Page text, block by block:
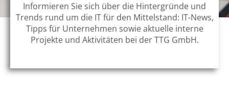
Informieren Sie sich über die Hintergründe und
Trends rund um die IT für den Mittelstand: IT-News,
Tipps für Unternehmen sowie aktuelle interne
Projekte und Aktivitäten bei der TTG GmbH.